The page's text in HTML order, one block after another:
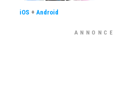
iOS + Android
ANNONCE